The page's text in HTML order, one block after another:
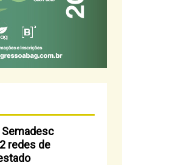
Semadesc
redes de